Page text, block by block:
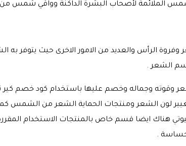
الملائمة لأصحاب البشرة الداكنة وواقي شمس من
الرأس والعديد من الامور الاخرى حيث يتوفر به
الشعر .
وقوته وجماله وخصم عليها باستخدام كود خصم كير
لون الشعر ومنتجات الحماية الشعر من الشمس
هناك ايضا قسم خاص بالمنتجات الاستخدام
.